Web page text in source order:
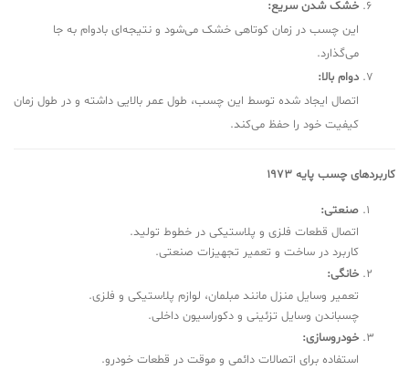
خشک شدن سریع:
این چسب در زمان کوتاهی خشک می‌شود و نتیجه‌ای بادوام به جا
می‌گذارد.
دوام بالا:
اتصال ایجاد شده توسط این چسب، طول عمر بالایی داشته و در طول زمان
کیفیت خود را حفظ می‌کند.
کاربردهای چسب پایه 1973
صنعتی:
اتصال قطعات فلزی و پلاستیکی در خطوط تولید.
کاربرد در ساخت و تعمیر تجهیزات صنعتی.
خانگی:
تعمیر وسایل منزل مانند مبلمان، لوازم پلاستیکی و فلزی.
چسباندن وسایل تزئینی و دکوراسیون داخلی.
خودروسازی:
استفاده برای اتصالات دائمی و موقت در قطعات خودرو.